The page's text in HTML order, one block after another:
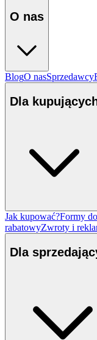
O nas
BlogO nasSprzedawcy
Dla
Jak kupować?Formy
rabatowyZwroty i
Dla